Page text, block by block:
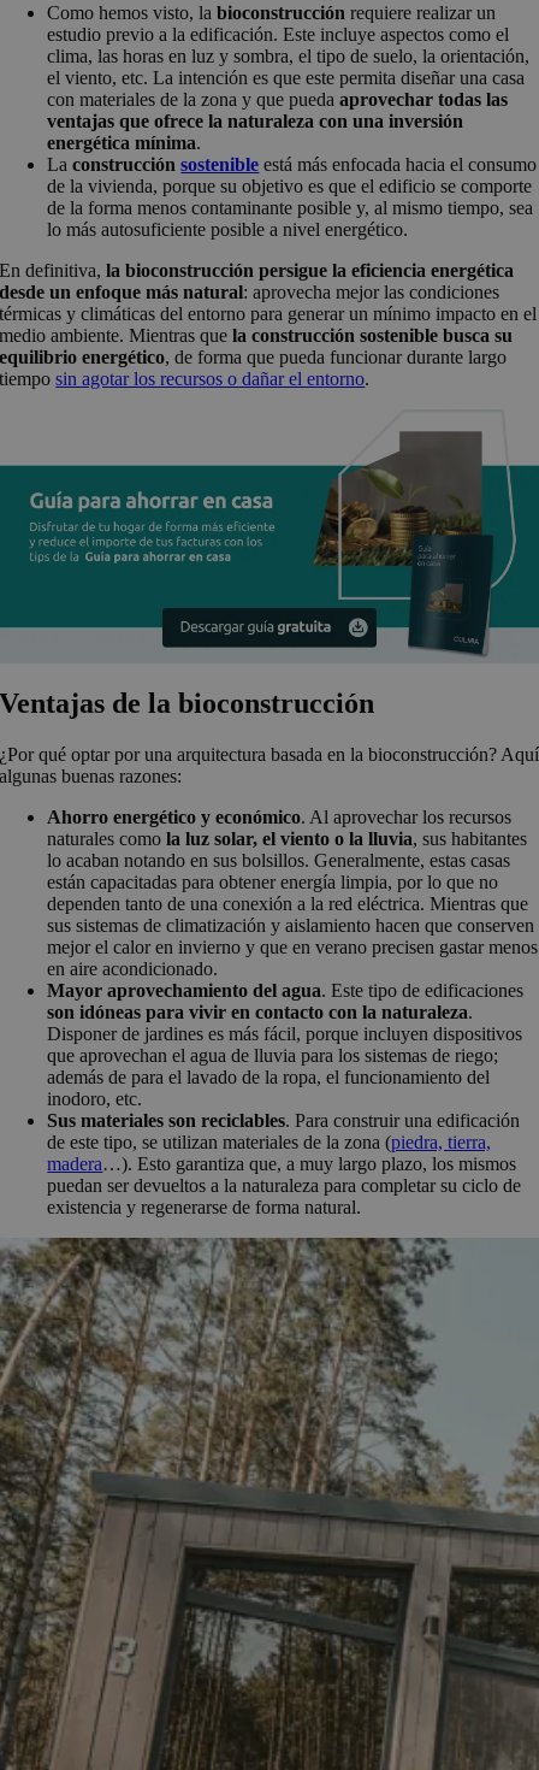
Como hemos visto, labioconstrucción requiere realizar un
estudio previo a la edificación. Este incluye aspectos como el
clima, las horas en luz y sombra, el tipo de suelo, la orientación,
el viento, etc. La intención es que este permita diseñar una casa
con materiales de la zona y que puedaaprovechar todas las
ventajas que ofrece la naturaleza con una inversión
energética mínima.
Laconstrucciónsostenible está más enfocada hacia el consumo
de la vivienda, porque su objetivo es que el edificio se comporte
de la forma menos contaminante posible y, al mismo tiempo, sea
lo más autosuficiente posible a nivel energético.
En definitiva,la bioconstrucción persigue la eficiencia energética
desde un enfoque más natural: aprovecha mejor las condiciones
térmicas y climáticas del entorno para generar un mínimo impacto en el
medio ambiente. Mientras quela construcción sostenible busca su
equilibrio energético, de forma que pueda funcionar durante largo
tiemposin agotar los recursos o dañar el entorno.
Ventajas de la bioconstrucción
¿Por qué optar por una arquitectura basada en la bioconstrucción? Aquí
algunas buenas razones:
Ahorro energético y económico. Al aprovechar los recursos
naturales comola luz solar, el viento o la lluvia, sus habitantes
lo acaban notando en sus bolsillos. Generalmente, estas casas
están capacitadas para obtener energía limpia, por lo que no
dependen tanto de una conexión a la red eléctrica. Mientras que
sus sistemas de climatización y aislamiento hacen que conserven
mejor el calor en invierno y que en verano precisen gastar menos
en aire acondicionado.
Mayor aprovechamiento del agua. Este tipo de edificaciones
son idóneas para vivir en contacto con la naturaleza.
Disponer de jardines es más fácil, porque incluyen dispositivos
que aprovechan el agua de lluvia para los sistemas de riego;
además de para el lavado de la ropa, el funcionamiento del
inodoro, etc.
Sus materiales son reciclables. Para construir una edificación
de este tipo, se utilizan materiales de la zona (piedra, tierra,
madera…). Esto garantiza que, a muy largo plazo, los mismos
puedan ser devueltos a la naturaleza para completar su ciclo de
existencia y regenerarse de forma natural.